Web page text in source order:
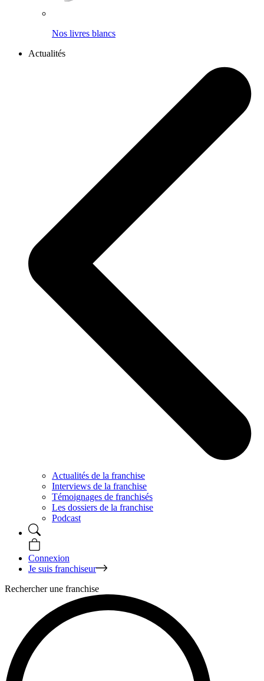
Nos livres blancs
Actualités
Actualités de la franchise
Interviews de la franchise
Témoignages de franchisés
Les dossiers de la franchise
Podcast
Connexion
Je suis franchiseur
Rechercher une franchise